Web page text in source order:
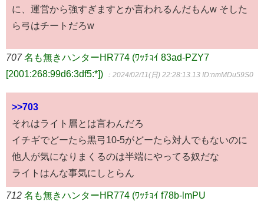
に、運営から強すぎますとか言われるんだもんw そした
ら弓はチートだろw
707 名も無きハンターHR774 (ﾜｯﾁｮｲ 83ad-PZY7
[2001:268:99d6:3df5:*])
：2024/02/11(日) 22:28:13.13 ID:nmMDu59S0
>>703
それはライト層とは言わんだろ
イチギでどーたら黒弓10-5がどーたら対人でもないのに
他人が気になりまくるのは半端にやってる奴だな
ライトはんな事気にしとらん
712 名も無きハンターHR774 (ﾜｯﾁｮｲ f78b-lmPU